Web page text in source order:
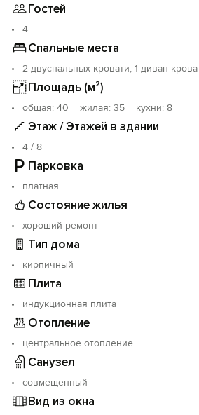
Гостей
4
Спальные места
2 двуспальных кровати, 1 диван-
Площадь (м²)
oбщая: 40 жилая: 35 кухни: 8
Этаж / Этажей в здании
4 / 8
Парковка
платная
Состояние жилья
хороший ремонт
Тип дома
кирпичный
Плита
индукционная плита
Отопление
центральное отопление
Санузел
совмещенный
Вид из окна